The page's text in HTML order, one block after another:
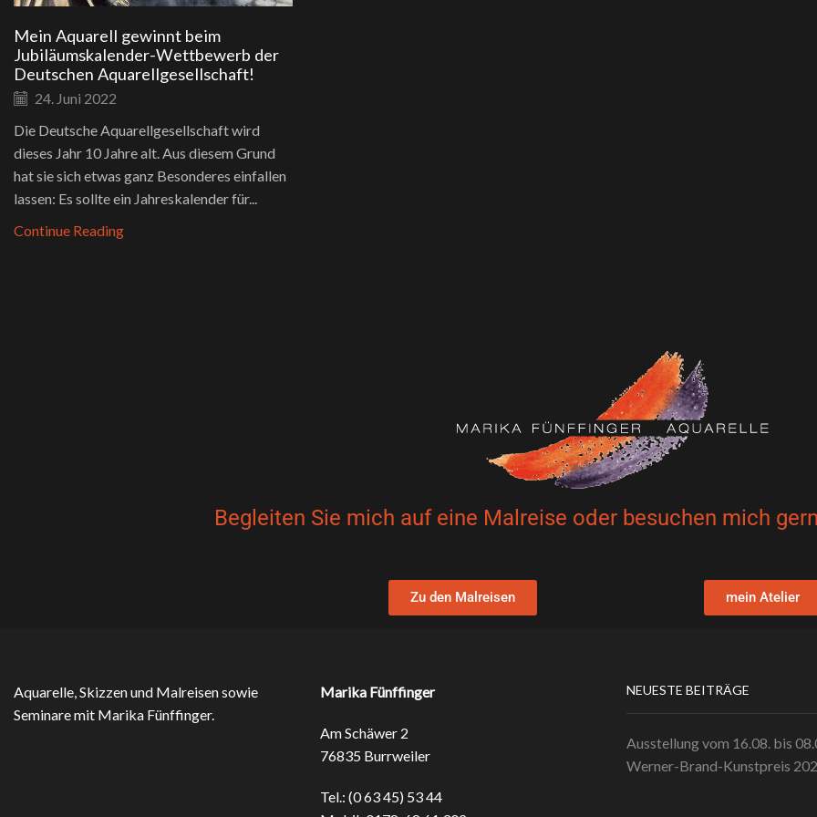
Mein Aquarell gewinnt beim
Jubiläumskalender-Wettbewerb der
Deutschen Aquarellgesellschaft!
24. Juni 2022
Die Deutsche Aquarellgesellschaft wird
dieses Jahr 10 Jahre alt. Aus diesem Grund
hat sie sich etwas ganz Besonderes einfallen
lassen: Es sollte ein Jahreskalender für...
Continue Reading
Begleiten Sie mich auf eine Malreise oder besuchen mich
Zu den Malreisen mein Atelier
Aquarelle, Skizzen und Malreisen sowie
Seminare mit Marika Fünffinger.
Marika Fünffinger
Am Schäwer 2
76835 Burrweiler
Tel.: (0 63 45) 53 44
NEUESTE BEITRÄGE
Ausstellung vom 16.08. bis
Werner-Brand-Kunstpreis